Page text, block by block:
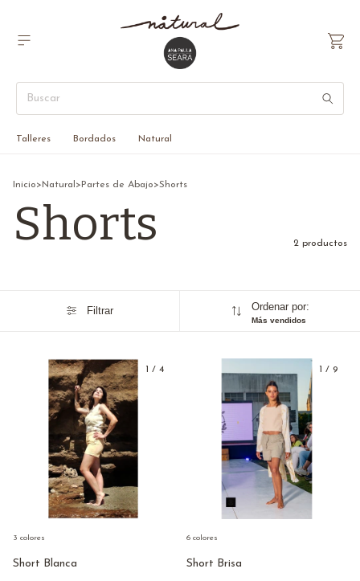
Talleres Bordados Natural
Inicio>Natural > Partes de Abajo>Shorts
Shorts 2 productos
Filtrar Ordenar por:
Más vendidos
1 / 4
Short Blanca
3 colores
1 / 9
Short Brisa
6 colores